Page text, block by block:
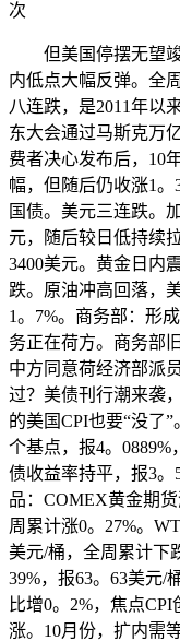
次
但美国停摆无望竣
内低点大幅反弹。全
八连跌，是2011年以
东大会通过马斯克万
费者决心发布后，10
幅，但随后仍收涨1
国债。美元三连跌。
元，随后较日低持续
3400美元。黄金日内
跌。原油冲高回落，
1。7%。商务部：形
务正在荷方。商务部
中方同意荷经济部派
过？美债刊行潮来袭
的美国CPI也要“没了
个基点，报4。
债收益率持平，报3。
品：COMEX黄金期
周累计涨0。27%。
美元/桶，全周累计下
39%，报63。63美元/
比增0。2%，焦点
涨。10月份，扩内需